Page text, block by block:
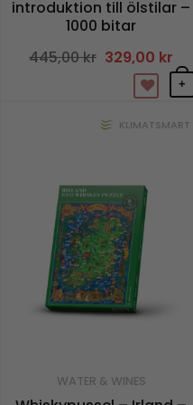
introduktion till ölstilar –
1000 bitar
445,00kr Det
ursprungliga
priset
445,00 kr.
329,00 krDet
är:+
KLIMATSMART
WATER & WINES